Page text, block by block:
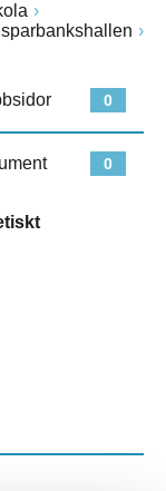
sparbankshallen
0
0